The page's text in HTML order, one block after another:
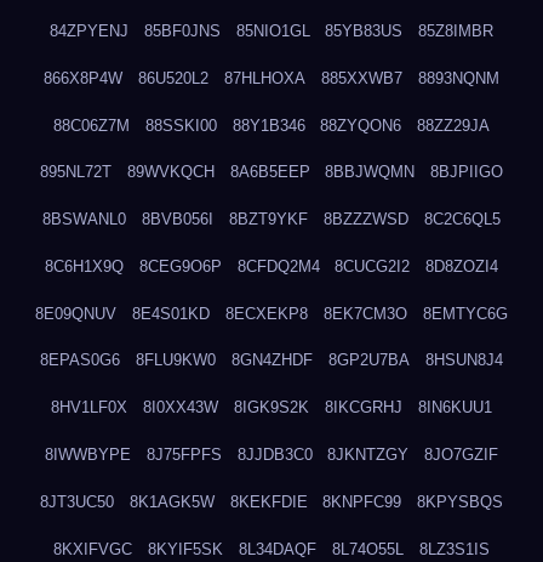
84ZPYENJ 85BF0JNS 85NIO1GL 85YB83US 85Z8IMBR
866X8P4W 86U520L2 87HLHOXA 885XXWB7 8893NQNM
88C06Z7M 88SSKI00 88Y1B346 88ZYQON6 88ZZ29JA
895NL72T 89WVKQCH 8A6B5EEP 8BBJWQMN 8BJPIIGO
8BSWANL0 8BVB056I 8BZT9YKF 8BZZZWSD 8C2C6QL5
8C6H1X9Q 8CEG9O6P 8CFDQ2M4 8CUCG2I2 8D8ZOZI4
8E09QNUV 8E4S01KD 8ECXEKP8 8EK7CM3O 8EMTYC6G
8EPAS0G6 8FLU9KW0 8GN4ZHDF 8GP2U7BA 8HSUN8J4
8HV1LF0X 8I0XX43W 8IGK9S2K 8IKCGRHJ 8IN6KUU1
8IWWBYPE 8J75FPFS 8JJDB3C0 8JKNTZGY 8JO7GZIF
8JT3UC50 8K1AGK5W 8KEKFDIE 8KNPFC99 8KPYSBQS
8KXIFVGC 8KYIF5SK 8L34DAQF 8L74O55L 8LZ3S1IS